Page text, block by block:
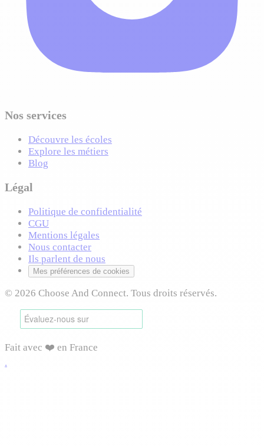
Nos services
Découvre les écoles
Explore les métiers
Blog
Légal
Politique de confidentialité
CGU
Mentions légales
Nous contacter
Ils parlent de nous
Mes préférences de cookies
© 2026 Choose And Connect. Tous droits réservés.
Fait avec ❤️ en France
.